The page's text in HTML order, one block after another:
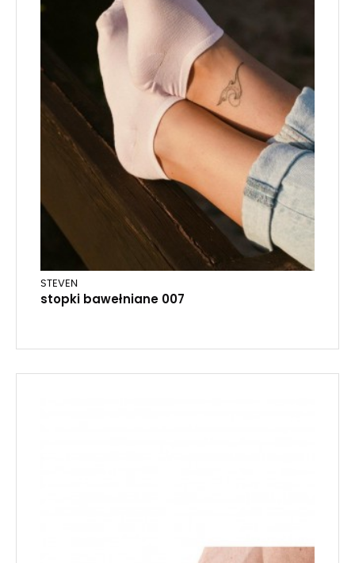
STEVEN
stopki bawełniane 007